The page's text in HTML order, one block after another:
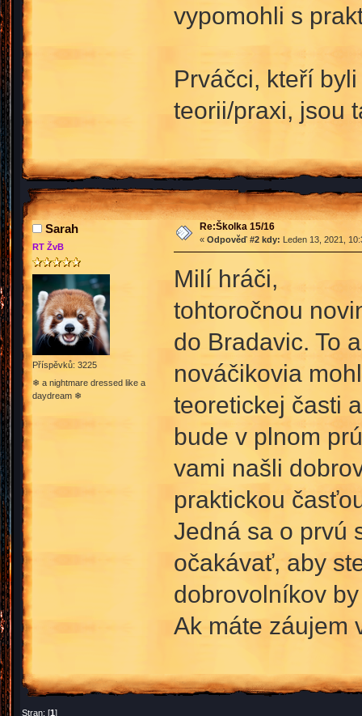
vypomohli s
Prváčci, kteří
teorii/praxi, jsou
Sarah
RT ŽvB
Příspěvků: 3225
❄ a nightmare dressed like a
daydream ❄
Re:Školka 15/16
« Odpověď #2 kdy: Leden 13, 2021,
Milí hráči,
tohtoročnou
do Bradavic. To
nováčikovia
teoretickej časti
bude v plnom
vami našli
praktickou
Jedná sa o prvú
očakávať, aby
dobrovolníkov
Ak máte záujem
Stran: [1]